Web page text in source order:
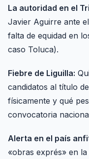
La autoridad en el
Javier Aguirre ante
falta de equidad en
caso Toluca).
Fiebre de Liguilla:
candidatos al título
físicamente y qué
convocatoria
Alerta en el país
«obras exprés» en